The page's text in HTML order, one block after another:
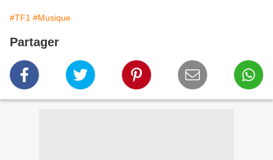
#TF1 #Musique
Partager